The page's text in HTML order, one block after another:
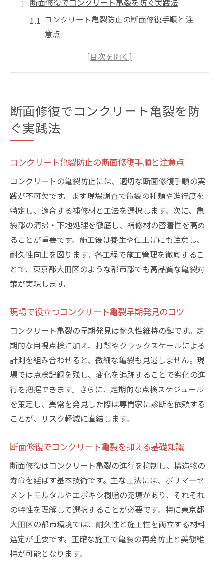
断面修復でコンクリート亀裂を防ぐ実践法
コンクリート亀裂防止の断面修復手順と注
意点
現場で役立つコンクリート亀裂早期発見の
コンクリート亀裂リスクを軽減する実践的
工法
法
断面修復でコンクリート亀裂を防ぐ現場事
コンクリート亀裂の原因と修復の最新知識
コンクリート亀裂が発生する主な原因とは
何か
最新のコンクリート亀裂修復技術の特徴
コンクリート亀裂を見抜く診断ポイントま
とめ
コンクリート亀裂再発を防ぐ修復の秘策
施工現場でのコンクリート亀裂対策事例
東京都大田区で求められるコンクリート補修技
術
都市部に適したコンクリート亀裂補修技術
コンクリート亀裂補修に強い業者選びのポ
イント
コンクリート亀裂修復で信頼される施工法
とは
大田区で活用されるコンクリート亀裂補修
事例
コンクリート亀裂対策に必要な現場調査法
亀裂対策なら断面修復が選ばれる理由とは
断面修復がコンクリート亀裂対策に強い理
由
断面修復でコンクリート亀裂を防
ぐ実践法
コンクリート亀裂防止の断面修復手順と注意点
コンクリートの亀裂防止には、適切な断面修復手順の実
践が不可欠です。まず現場調査で亀裂の種類や進行度を
特定し、適合する補修材と工法を選択します。次に、亀
裂部の清掃・下地処理を徹底し、補修材の密着性を高め
ることが重要です。施工後は養生や仕上げにも注意し、
耐久性向上を図ります。各工程で施工管理を徹底するこ
とで、東京都大田区のような都市部でも高品質な亀裂対
策が実現します。
現場で役立つコンクリート亀裂早期発見のコツ
コンクリート亀裂の早期発見は耐久性維持の鍵です。定
期的な目視点検に加え、打診やクラックスケールによる
計測を組み合わせると、微細な亀裂も見逃しません。現
場では点検記録を残し、変化を追跡することで劣化の進
行を把握できます。さらに、定期的な点検スケジュール
を策定し、異常を発見した際は専門家に診断を依頼する
ことが、リスク軽減に直結します。
断面修復でコンクリート亀裂を抑える基礎知識
断面修復はコンクリート亀裂の進行を抑制し、構造物の
寿命を延ばす基本技術です。主な工法には、ポリマーセ
メントモルタルやエポキシ樹脂の充填があり、それぞれ
の特性を理解して選択することが必要です。特に東京都
大田区の都市環境では、耐久性と施工性を両立する材料
選定が重要です。正確な施工で亀裂の再発防止と美観維
持が可能となります。